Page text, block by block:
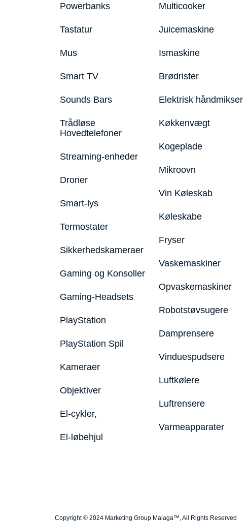
Powerbanks
Tastatur
Mus
Smart TV
Sounds Bars
Trådløse
Hovedtelefoner
Streaming-enheder
Droner
Smart-lys
Termostater
Sikkerhedskameraer
Gaming og Konsoller
Gaming-Headsets
PlayStation
PlayStation Spil
Kameraer
Objektiver
El-cykler,
El-løbehjul
Multicooker
Juicemaskine
Ismaskine
Brødrister
Elektrisk håndmikser
Køkkenvægt
Kogeplade
Mikroovn
Vin Køleskab
Køleskabe
Fryser
Vaskemaskiner
Opvaskemaskiner
Robotstøvsugere
Damprensere
Vinduespudsere
Luftkølere
Luftrensere
Varmeapparater
Copyright © 2024 Marketing Group Malaga™, All Rights Reserved